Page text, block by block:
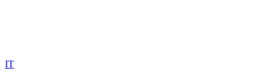
IT